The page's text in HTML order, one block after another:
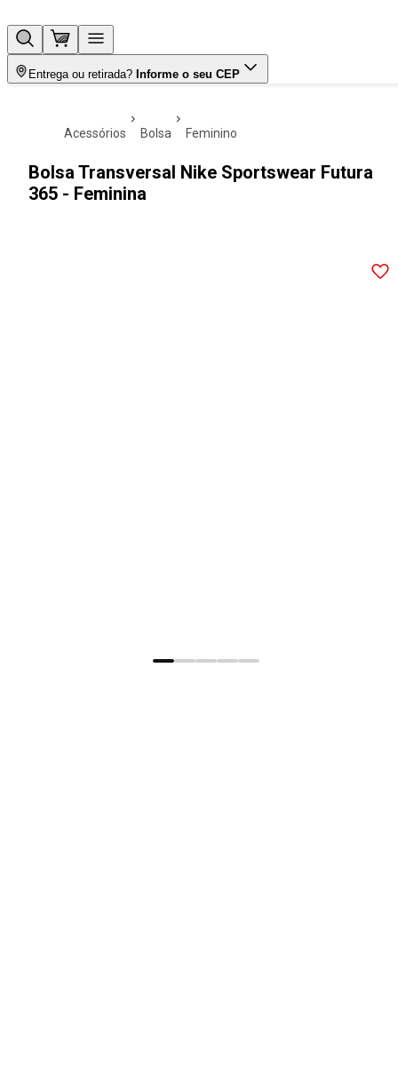
Entrega ou retirada? Informe o seu CEP
acessórios bolsa feminino
Bolsa Transversal Nike Sportswear Futura
365 - Feminina